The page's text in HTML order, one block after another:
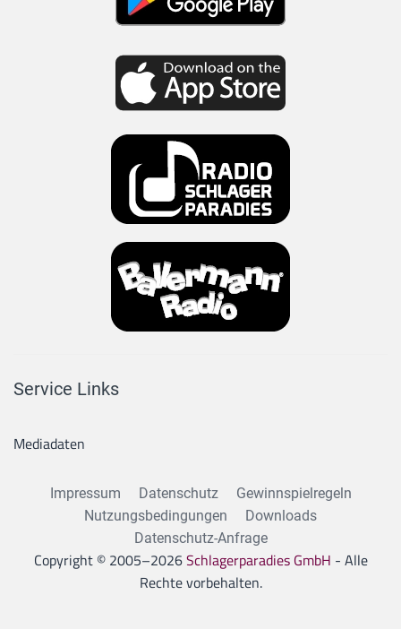
Service Links
Mediadaten
Impressum Datenschutz
Gewinnspielregeln
Nutzungsbedingungen
Downloads
Datenschutz-Anfrage
Copyright © 2005–2026Schlagerparadies GmbH - Alle
Rechte vorbehalten.